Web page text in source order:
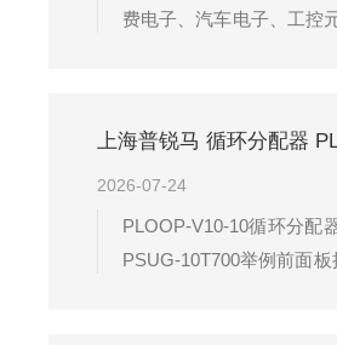
费电子、汽车电子、工控
上海普锐马 循环分配器
2026-07-24
PLOOP-V10-10循环分配
PSUG-10T700举例前面